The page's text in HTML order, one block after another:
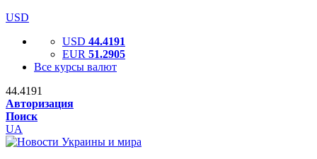
USD
USD 44.4191
EUR 51.2905
Все курсы валют
44.4191
Авторизация
Поиск
UA